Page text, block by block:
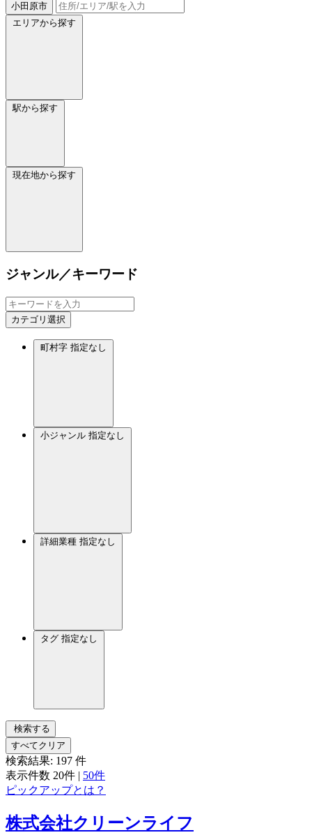
小田原市
エリアから探す
駅から探す
現在地から探す
ジャンル／キーワード
カテゴリ選択
町村字 指定なし
小ジャンル 指定なし
詳細業種 指定なし
タグ 指定なし
検索する
すべてクリア
検索結果: 197 件
表示件数 20件 | 50件
ピックアップとは？
株式会社クリーンライフ